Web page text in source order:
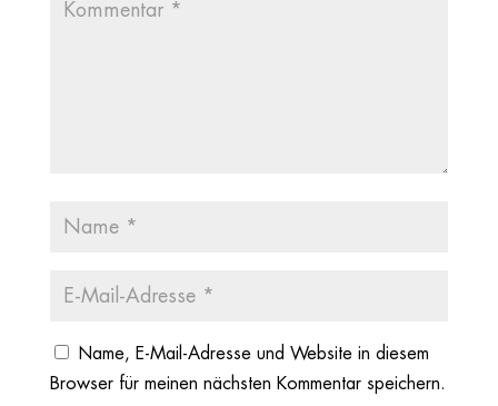
Name, E-Mail-Adresse und Website in diesem
Browser für meinen nächsten Kommentar speichern.